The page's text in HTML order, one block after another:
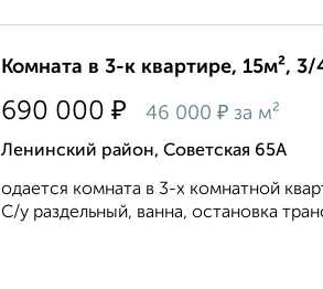
Комната в 3-к квартире, 15м²,
690 000 ₽ 46 000 ₽ за м²
Ленинский район, Советская 65А
одается комната в 3-х комнатной
С/у раздельный, ванна, остановка